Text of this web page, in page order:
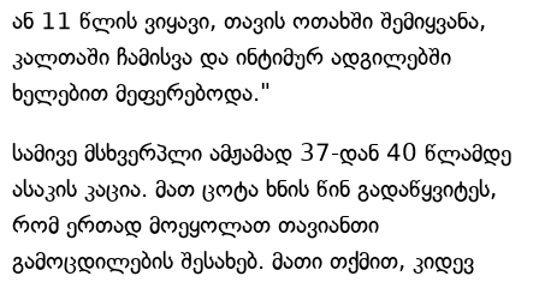
ან 11 წლის ვიყავი, თავის ოთახში შემიყვანა,
კალთაში ჩამისვა და ინტიმურ ადგილებში
ხელებით მეფერებოდა."
სამივე მსხვერპლი ამჟამად 37-დან 40 წლამდე
ასაკის კაცია. მათ ცოტა ხნის წინ გადაწყვიტეს,
რომ ერთად მოეყოლათ თავიანთი
გამოცდილების შესახებ. მათი თქმით, კიდევ